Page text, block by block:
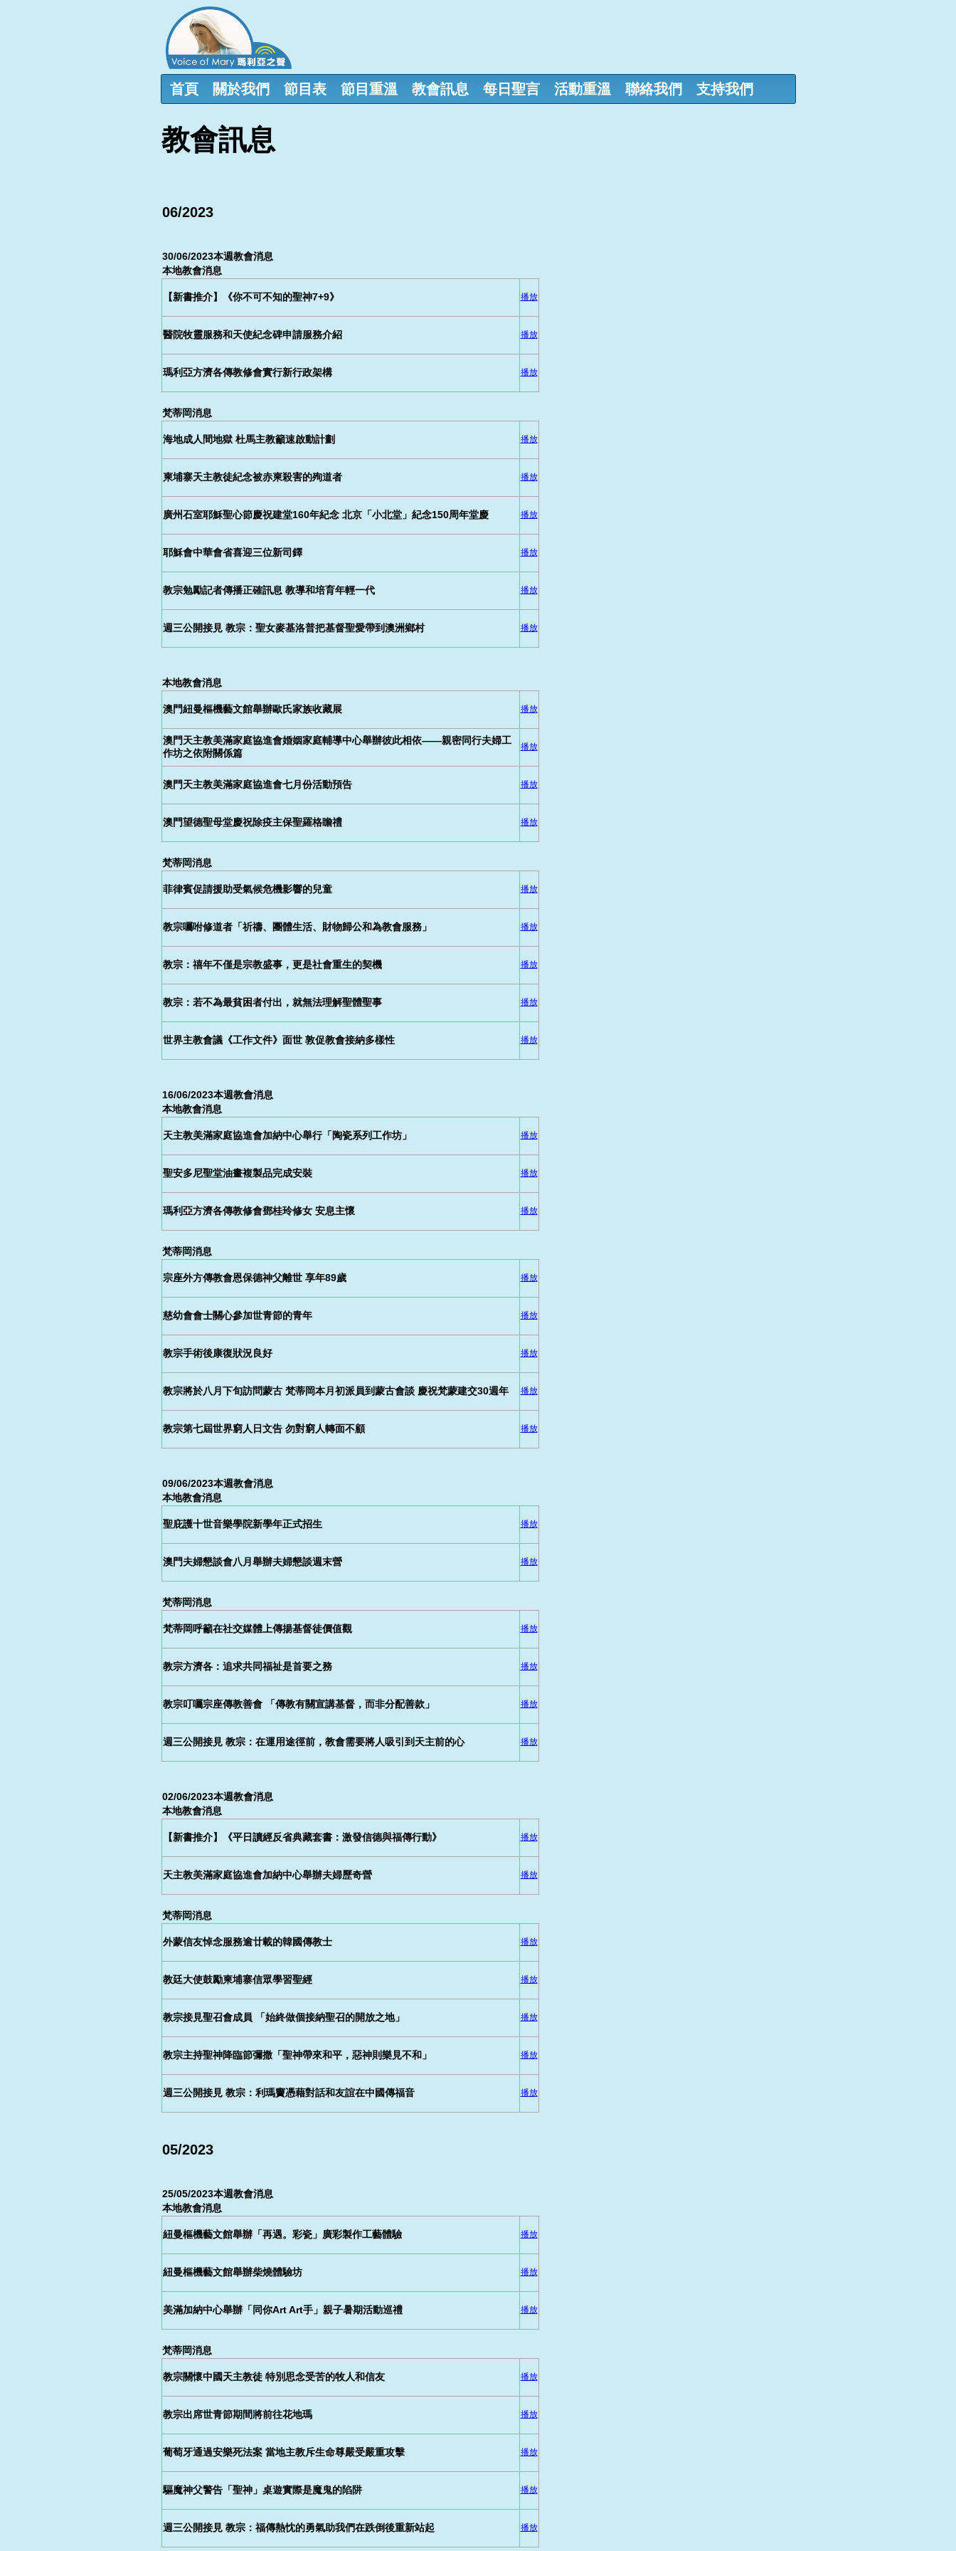
首頁 關於我們 節目表 節目重溫 教會訊息 每日聖言 活動重溫 聯絡我們 支持我們
教會訊息
06/2023
30/06/2023本週教會消息
本地教會消息
【新書推介】《你不可不知的聖神7+9》 播放
醫院牧靈服務和天使紀念碑申請服務介紹 播放
瑪利亞方濟各傳教修會實行新行政架構 播放
梵蒂岡消息
海地成人間地獄 杜馬主教籲速啟動計劃 播放
柬埔寨天主教徒紀念被赤柬殺害的殉道者 播放
廣州石室耶穌聖心節慶祝建堂160年紀念 北京「小北堂」紀念150周年堂慶 播放
耶穌會中華會省喜迎三位新司鐸 播放
教宗勉勵記者傳播正確訊息 教導和培育年輕一代 播放
週三公開接見 教宗：聖女麥基洛普把基督聖愛帶到澳洲鄉村 播放
本地教會消息
澳門紐曼樞機藝文館舉辦歐氏家族收藏展 播放
澳門天主教美滿家庭協進會婚姻家庭輔導中心舉辦彼此相依——親密同行夫婦工
作坊之依附關係篇
播放
澳門天主教美滿家庭協進會七月份活動預告 播放
澳門望德聖母堂慶祝除疫主保聖羅格瞻禮 播放
梵蒂岡消息
菲律賓促請援助受氣候危機影響的兒童 播放
教宗囑咐修道者「祈禱、團體生活、財物歸公和為教會服務」 播放
教宗：禧年不僅是宗教盛事，更是社會重生的契機 播放
教宗：若不為最貧困者付出，就無法理解聖體聖事 播放
世界主教會議《工作文件》面世 敦促教會接納多樣性 播放
16/06/2023本週教會消息
本地教會消息
天主教美滿家庭協進會加納中心舉行「陶瓷系列工作坊」 播放
聖安多尼聖堂油畫複製品完成安裝 播放
瑪利亞方濟各傳教修會鄧桂玲修女 安息主懷 播放
梵蒂岡消息
宗座外方傳教會恩保德神父離世 享年89歲 播放
慈幼會會士關心參加世青節的青年 播放
教宗手術後康復狀況良好 播放
教宗將於八月下旬訪問蒙古 梵蒂岡本月初派員到蒙古會談 慶祝梵蒙建交30週年 播放
教宗第七屆世界窮人日文告 勿對窮人轉面不顧 播放
09/06/2023本週教會消息
本地教會消息
聖庇護十世音樂學院新學年正式招生 播放
澳門夫婦懇談會八月舉辦夫婦懇談週末營 播放
梵蒂岡消息
梵蒂岡呼籲在社交媒體上傳揚基督徒價值觀 播放
教宗方濟各：追求共同福祉是首要之務 播放
教宗叮囑宗座傳教善會 「傳教有關宣講基督，而非分配善款」 播放
週三公開接見 教宗：在運用途徑前，教會需要將人吸引到天主前的心 播放
02/06/2023本週教會消息
本地教會消息
【新書推介】《平日讀經反省典藏套書：激發信德與福傳行動》 播放
天主教美滿家庭協進會加納中心舉辦夫婦歷奇營 播放
梵蒂岡消息
外蒙信友悼念服務逾廿載的韓國傳教士 播放
教廷大使鼓勵柬埔寨信眾學習聖經 播放
教宗接見聖召會成員 「始終做個接納聖召的開放之地」 播放
教宗主持聖神降臨節彌撒「聖神帶來和平，惡神則樂見不和」 播放
週三公開接見 教宗：利瑪竇憑藉對話和友誼在中國傳福音 播放
05/2023
25/05/2023本週教會消息
本地教會消息
紐曼樞機藝文館舉辦「再遇。彩瓷」廣彩製作工藝體驗 播放
紐曼樞機藝文館舉辦柴燒體驗坊 播放
美滿加納中心舉辦「同你Art Art手」親子暑期活動巡禮 播放
梵蒂岡消息
教宗關懷中國天主教徒 特別思念受苦的牧人和信友 播放
教宗出席世青節期間將前往花地瑪 播放
葡萄牙通過安樂死法案 當地主教斥生命尊嚴受嚴重攻擊 播放
驅魔神父警告「聖神」桌遊實際是魔鬼的陷阱 播放
週三公開接見 教宗：福傳熱忱的勇氣助我們在跌倒後重新站起 播放